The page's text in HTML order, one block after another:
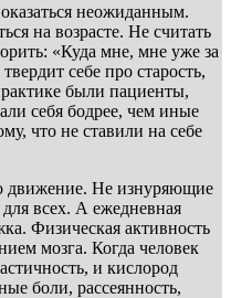
неожиданным.
на возрасте. Не считать
«Куда мне, мне уже за
себе про старость,
были пациенты,
себя бодрее, чем иные
что не ставили на себе
движение. Не изнуряющие
всех. А ежедневная
Физическая активность
мозга. Когда человек
и кислород
боли, рассеянность,